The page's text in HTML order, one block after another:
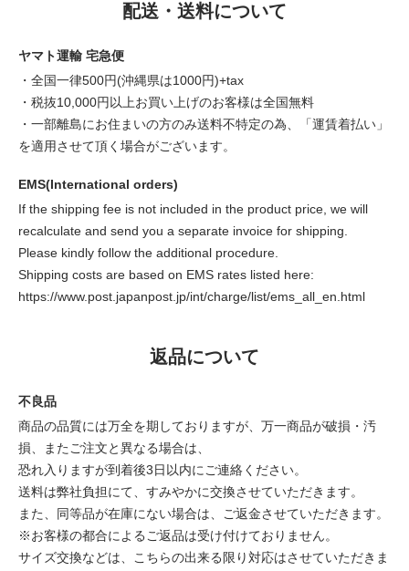
配送・送料について
ヤマト運輸 宅急便
・全国一律500円(沖縄県は1000円)+tax
・税抜10,000円以上お買い上げのお客様は全国無料
・一部離島にお住まいの方のみ送料不特定の為、「運賃着払い」
を適用させて頂く場合がございます。
EMS(International orders)
If the shipping fee is not included in the product price, we will
recalculate and send you a separate invoice for shipping.
Please kindly follow the additional procedure.
Shipping costs are based on EMS rates listed here:
https://www.post.japanpost.jp/int/charge/list/ems_all_en.html
返品について
不良品
商品の品質には万全を期しておりますが、万一商品が破損・汚
損、またご注文と異なる場合は、
恐れ入りますが到着後3日以内にご連絡ください。
送料は弊社負担にて、すみやかに交換させていただきます。
また、同等品が在庫にない場合は、ご返金させていただきます。
※お客様の都合によるご返品は受け付けておりません。
サイズ交換などは、こちらの出来る限り対応はさせていただきま